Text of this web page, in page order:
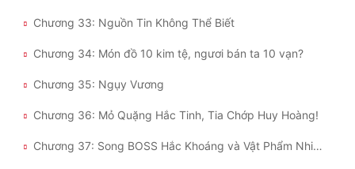
Đẹp HiệpChương 33: Nguồn Tin Không Thể Biết
Chương 34: Món đồ 10 kim tệ, ngươi bán ta 10 vạn?
Chương 35: Ngụy Vương
Chương 36: Mỏ Quặng Hắc Tinh, Tia Chớp Huy Hoàng!
Chương 37: Song BOSS Hắc Khoáng và Vật Phẩm Nhiệm Vụ Ẩn